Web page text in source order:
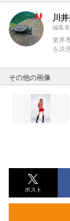
川
編集者
業界
を決
その他の画像
ポスト